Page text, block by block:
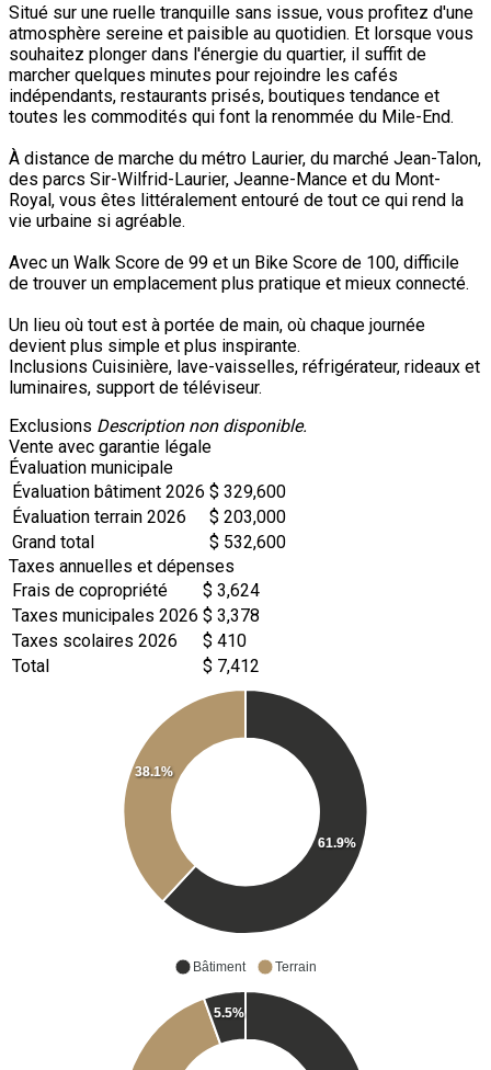
Situé sur une ruelle tranquille sans issue, vous profitez d'une
atmosphère sereine et paisible au quotidien. Et lorsque vous
souhaitez plonger dans l'énergie du quartier, il suffit de
marcher quelques minutes pour rejoindre les cafés
indépendants, restaurants prisés, boutiques tendance et
toutes les commodités qui font la renommée du Mile-End.
À distance de marche du métro Laurier, du marché Jean-Talon,
des parcs Sir-Wilfrid-Laurier, Jeanne-Mance et du Mont-
Royal, vous êtes littéralement entouré de tout ce qui rend la
vie urbaine si agréable.
Avec un Walk Score de 99 et un Bike Score de 100, difficile
de trouver un emplacement plus pratique et mieux connecté.
Un lieu où tout est à portée de main, où chaque journée
devient plus simple et plus inspirante.
Inclusions Cuisinière, lave-vaisselles, réfrigérateur, rideaux et
luminaires, support de téléviseur.
Exclusions Description non disponible.
Vente avec garantie légale
Évaluation municipale
Évaluation bâtiment 2026 $ 329,600
Évaluation terrain 2026
$ 203,000
Grand total
$ 532,600
Taxes annuelles et dépenses
Frais de copropriété
$ 3,624
Taxes municipales 2026 $ 3,378
Taxes scolaires 2026
$ 410
Total
$ 7,412
61.9%
38.1%
Bâtiment Terrain
5.5%